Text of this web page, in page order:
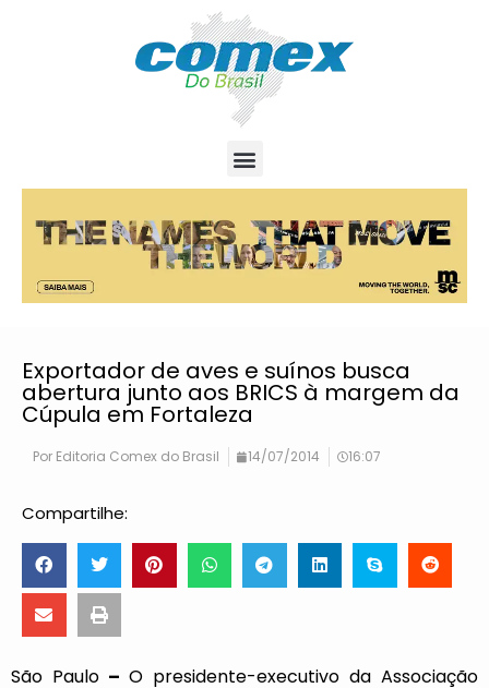
Exportador de aves e suínos busca
abertura junto aos BRICS à margem da
Cúpula em Fortaleza
Por Editoria Comex do Brasil 14/07/2014 16:07
Compartilhe:
São Paulo – O presidente-executivo da Associação